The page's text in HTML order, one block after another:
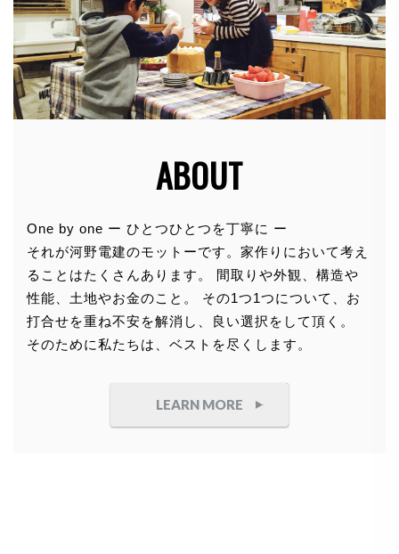
ABOUT
One by one ー ひとつひとつを丁寧に ー
それが河野電建のモットーです。家作りにおいて考え
ることはたくさんあります。 間取りや外観、構造や
性能、土地やお金のこと。 その1つ1つについて、お
打合せを重ね不安を解消し、良い選択をして頂く。
そのために私たちは、ベストを尽くします。
LEARN MORE
当社は、お客さまの個人情報を正確かつ最新の状態に
保ち、個人情報への不正アクセス・紛失・破損・改ざ
ん・漏洩などを防止するため、セキュリティシステム
の維持・管理体制の整備・社員教育の徹底等の必要な
措置を講じ、安全対策を実施し個人情報の厳重な管理
お客さまからお預かりした個人情報は、当社からのご
連絡や業務のご案内やご質問に対する回答として、電
子メールや資料のご送付に利用いたします。